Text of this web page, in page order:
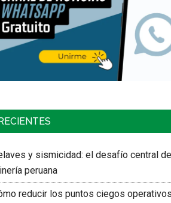
RECIENTES
y sismicidad: el desafío central
peruana
reducir los puntos ciegos